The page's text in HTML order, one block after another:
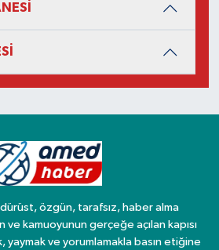
özgün, tarafsız, haber alma
kamuoyunun gerçeğe açılan kapısı
yaymak ve yorumlamakla basın etiğine